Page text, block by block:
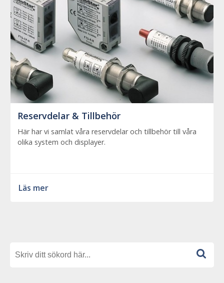
Reservdelar & Tillbehör
Här har vi samlat våra reservdelar och tillbehör till våra
olika system och displayer.
Läs mer